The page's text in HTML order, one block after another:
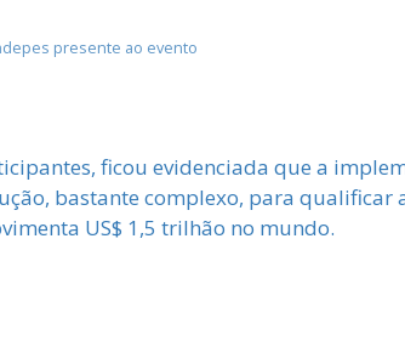
presente ao evento
ficou evidenciada que a
bastante complexo, para qualificar
US$ 1,5 trilhão no mundo.